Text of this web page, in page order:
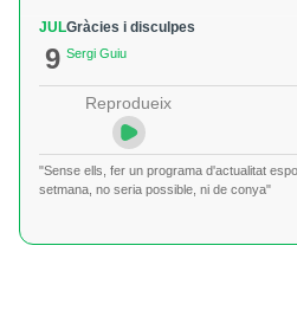
JUL
9
Gràcies i disculpes
Sergi Guiu
Reprodueix
"Sense ells, fer un programa d'actualitat
setmana, no seria possible, ni de conya"